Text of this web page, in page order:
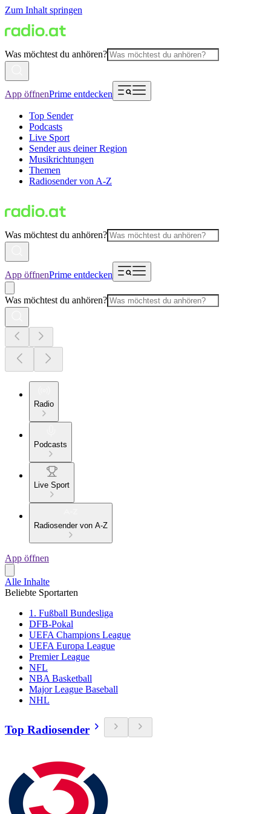
Zum Inhalt springen
Was möchtest du anhören?
App öffnenPrime entdecken
Top Sender
Podcasts
Live Sport
Sender aus deiner Region
Musikrichtungen
Themen
Radiosender von A-Z
Was möchtest du anhören?
App öffnenPrime entdecken
Was möchtest du anhören?
Radio
Podcasts
Live Sport
Radiosender von A-Z
App öffnen
Alle Inhalte
Beliebte Sportarten
1. Fußball Bundesliga
DFB-Pokal
UEFA Champions League
UEFA Europa League
Premier League
NFL
NBA Basketball
Major League Baseball
NHL
Top Radiosender